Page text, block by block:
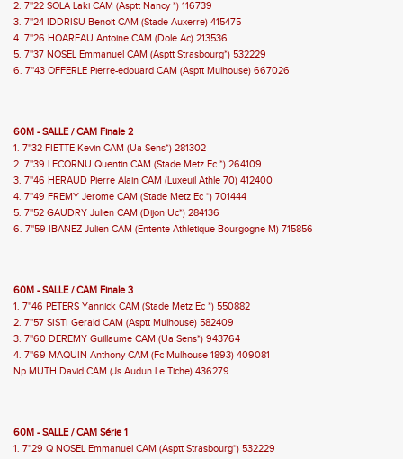
2. 7''22 SOLA Laki CAM (Asptt Nancy *) 116739
3. 7''24 IDDRISU Benoit CAM (Stade Auxerre) 415475
4. 7''26 HOAREAU Antoine CAM (Dole Ac) 213536
5. 7''37 NOSEL Emmanuel CAM (Asptt Strasbourg*) 532229
6. 7''43 OFFERLE Pierre-edouard CAM (Asptt Mulhouse) 667026
60M - SALLE / CAM Finale 2
1. 7''32 FIETTE Kevin CAM (Ua Sens*) 281302
2. 7''39 LECORNU Quentin CAM (Stade Metz Ec *) 264109
3. 7''46 HERAUD Pierre Alain CAM (Luxeuil Athle 70) 412400
4. 7''49 FREMY Jerome CAM (Stade Metz Ec *) 701444
5. 7''52 GAUDRY Julien CAM (Dijon Uc*) 284136
6. 7''59 IBANEZ Julien CAM (Entente Athletique Bourgogne M) 715856
60M - SALLE / CAM Finale 3
1. 7''46 PETERS Yannick CAM (Stade Metz Ec *) 550882
2. 7''57 SISTI Gerald CAM (Asptt Mulhouse) 582409
3. 7''60 DEREMY Guillaume CAM (Ua Sens*) 943764
4. 7''69 MAQUIN Anthony CAM (Fc Mulhouse 1893) 409081
Np MUTH David CAM (Js Audun Le Tiche) 436279
60M - SALLE / CAM Série 1
1. 7''29 Q NOSEL Emmanuel CAM (Asptt Strasbourg*) 532229